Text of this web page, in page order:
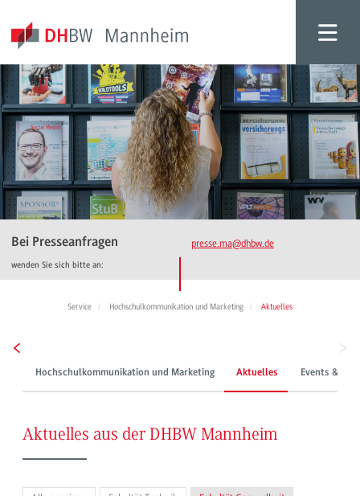
Bei Presseanfragen
wenden Sie sich bitte an:
presse.ma@dhbw.de
Service Hochschulkommunikation und Marketing Aktuelles
Hochschulkommunikation und Marketing Aktuelles Events &
Aktuelles aus der DHBW Mannheim